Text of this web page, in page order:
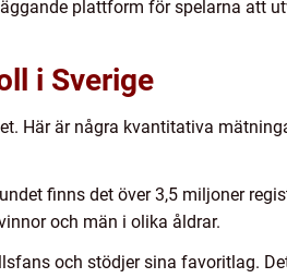
plattform för spelarna att
i Sverige
Här är några kvantitativa
finns det över 3,5 miljoner
och män i olika åldrar.
och stödjer sina favoritlag.